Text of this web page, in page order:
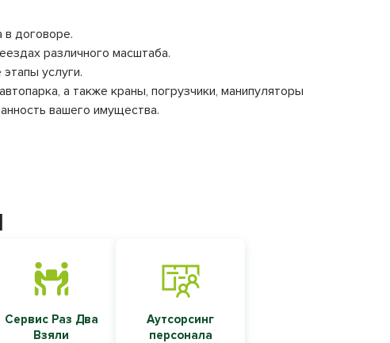
в договоре.
различного масштаба.
услуги.
а также краны, погрузчики, манипуляторы
вашего имущества.
Сервис Раз Два
Взяли
Аутсорсинг
персонала